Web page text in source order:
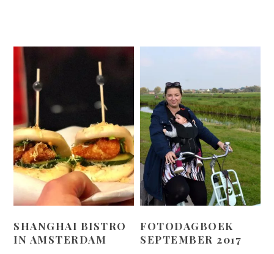
SHANGHAI BISTRO
IN AMSTERDAM
FOTODAGBOEK
SEPTEMBER 2017